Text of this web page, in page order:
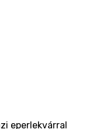
eperlekvárral